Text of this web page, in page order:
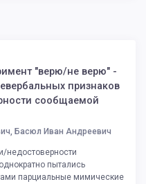
"верю/не верю" -
признаков
сообщаемой
Басюл Иван Андреевич
недостоверности
пытались
парциальные мимические